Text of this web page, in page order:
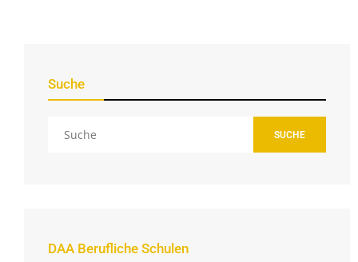
Suche
SUCHE
DAA Berufliche Schulen